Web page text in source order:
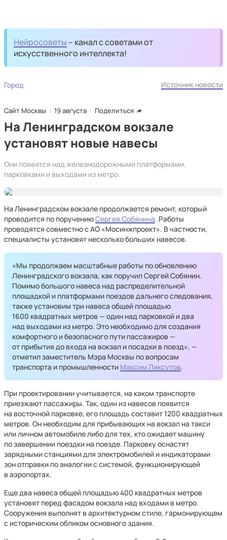
Нейросоветы – канал с советами от
искусственного интеллекта!
Город Источник новости
Сайт Москвы 19 августа Поделиться
На Ленинградском вокзале
установят новые навесы
Они появятся над железнодорожными платформами,
парковками и выходами из метро.
На Ленинградском вокзале продолжается ремонт, который
проводится по поручениюСергея Собянина. Работы
проводятся совместно с АО «Мосинжпроект». В частности,
специалисты установят несколько больших навесов.
«Мы продолжаем масштабные работы по обновлению
Ленинградского вокзала, как поручил Сергей Собянин.
Помимо большого навеса над распределительной
площадкой и платформами поездов дальнего следования,
также установим три навеса общей площадью
1600 квадратных метров — один над парковкой и два
над выходами из метро. Это необходимо для создания
комфортного и безопасного пути пассажиров —
от прибытия до входа на вокзал и посадки в поезд», —
отметил заместитель Мэра Москвы по вопросам
транспорта и промышленности Максим Ликсутов.
При проектировании учитывается, на каком транспорте
приезжают пассажиры. Так, один из навесов появится
на восточной парковке, его площадь составит 1200 квадратных
метров. Он необходим для прибывающих на вокзал на такси
или личном автомобиле либо для тех, кто ожидает машину
по завершении поездки на поезде. Парковку оснастят
зарядными станциями для электромобилей и индикаторами
зон отправки по аналогии с системой, функционирующей
в аэропортах.
Еще два навеса общей площадью 400 квадратных метров
установят перед фасадом вокзала над входами в метро.
Сооружения выполнят в архитектурном стиле, гармонирующем
с историческим обликом основного здания.